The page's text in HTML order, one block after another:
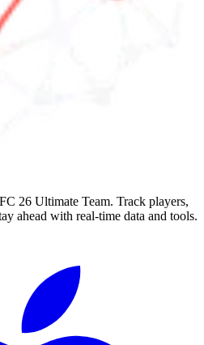
26 Ultimate Team. Track players,
ahead with real-time data and tools.